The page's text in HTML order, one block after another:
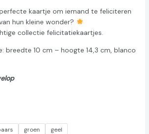
kaartje om iemand te feliciteren
hun kleine wonder?
collectie felicitatiekaartjes.
breedte 10 cm – hoogte 14,3 cm, blanco
groen geel